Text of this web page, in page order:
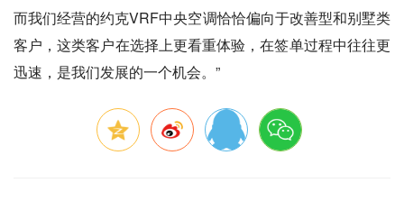
而我们经营的约克VRF中央空调恰恰偏向于改善型和别墅类
客户，这类客户在选择上更看重体验，在签单过程中往往更
迅速，是我们发展的一个机会。”